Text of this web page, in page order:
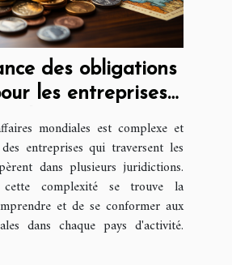
des obligations
les entreprises
mondiales est complexe et
entreprises qui traversent les
dans plusieurs juridictions.
complexité se trouve la
et de se conformer aux
dans chaque pays d'activité.